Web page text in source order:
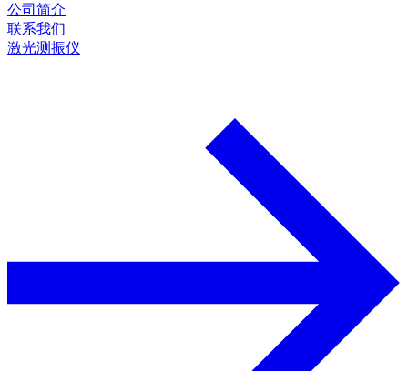
公司简介
联系我们
激光测振仪